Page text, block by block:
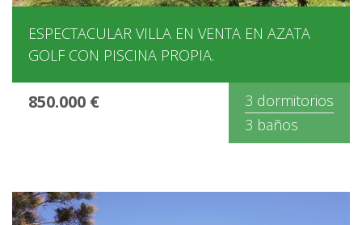
ESPECTACULAR VILLA EN VENTA EN AZATA
GOLF CON PISCINA PROPIA.
850.000 €
3 dormitorios
3 baños